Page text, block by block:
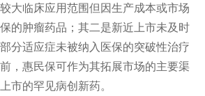
大临床应用范围但因生产成本或市场
的肿瘤药品；其二是新近上市未及时
分适应症未被纳入医保的突破性治疗
，惠民保可作为其拓展市场的主要渠
市的罕见病创新药。